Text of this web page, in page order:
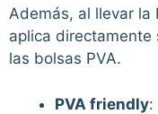
Además, al llevar la
aplica
las bolsas PVA.
PVA friendly: